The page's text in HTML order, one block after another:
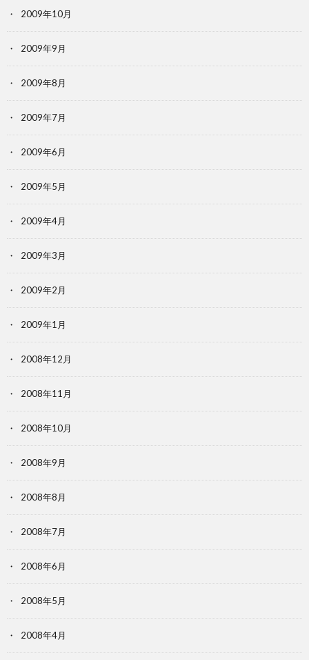
2009年10月
2009年9月
2009年8月
2009年7月
2009年6月
2009年5月
2009年4月
2009年3月
2009年2月
2009年1月
2008年12月
2008年11月
2008年10月
2008年9月
2008年8月
2008年7月
2008年6月
2008年5月
2008年4月